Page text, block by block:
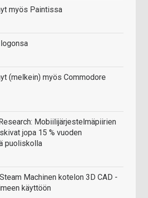
myös Paintissa
(melkein) myös Commodore
Mobiilijärjestelmäpiirien
jopa 15 % vuoden
puoliskolla
Machinen kotelon 3D CAD -
käyttöön